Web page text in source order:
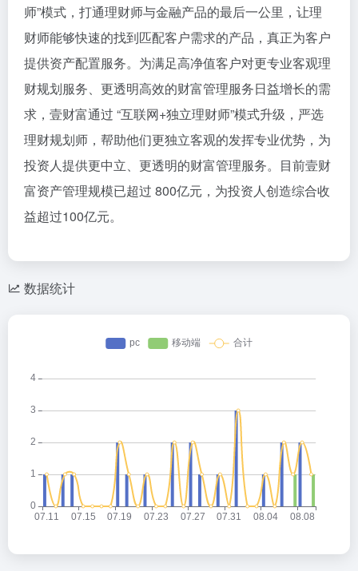
师”模式，打通理财师与金融产品的最后一公里，让理
财师能够快速的找到匹配客户需求的产品，真正为客户
提供资产配置服务。为满足高净值客户对更专业客观理
财规划服务、更透明高效的财富管理服务日益增长的需
求，壹财富通过 “互联网+独立理财师”模式升级，严选
理财规划师，帮助他们更独立客观的发挥专业优势，为
投资人提供更中立、更透明的财富管理服务。目前壹财
富资产管理规模已超过 800亿元，为投资人创造综合收
益超过100亿元。
数据统计